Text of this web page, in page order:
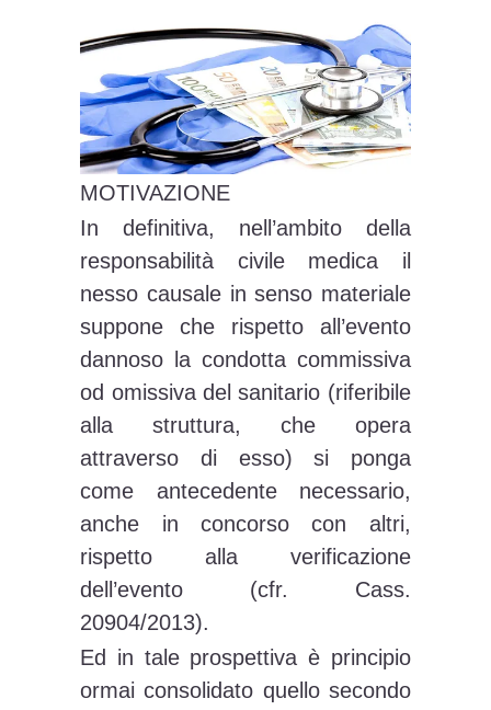
MOTIVAZIONE
In definitiva, nell’ambito della
responsabilità civile medica il
nesso causale in senso materiale
suppone che rispetto all’evento
dannoso la condotta commissiva
od omissiva del sanitario (riferibile
alla struttura, che opera
attraverso di esso) si ponga
come antecedente necessario,
anche in concorso con altri,
rispetto alla verificazione
dell’evento (cfr. Cass.
20904/2013).
Ed in tale prospettiva è principio
ormai consolidato quello secondo